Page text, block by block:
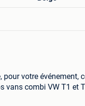
votre événement,
vans combi VW T1 et